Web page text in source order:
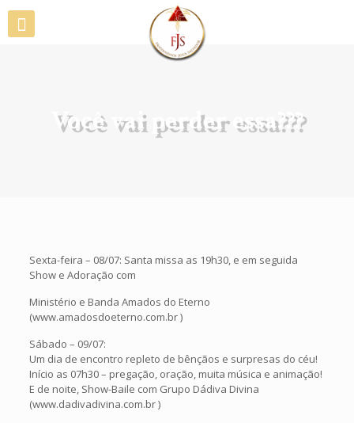
Você vai perder essa???
Sexta-feira – 08/07: Santa missa as 19h30, e em seguida
Show e Adoração com
Ministério e Banda Amados do Eterno
(www.amadosdoeterno.com.br )
Sábado – 09/07:
Um dia de encontro repleto de bênçãos e surpresas do céu!
Início as 07h30 – pregação, oração, muita música e animação!
E de noite, Show-Baile com Grupo Dádiva Divina
(www.dadivadivina.com.br )